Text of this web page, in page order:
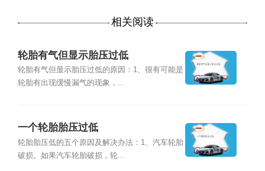
相关阅读
轮胎有气但显示胎压过低
轮胎有气但显示胎压过低的原因：1、很有可能是
轮胎有出现缓慢漏气的现象，...
一个轮胎胎压过低
轮胎胎压低的五个原因及解决办法：1、汽车轮胎
破损。如果汽车轮胎破损，轮...